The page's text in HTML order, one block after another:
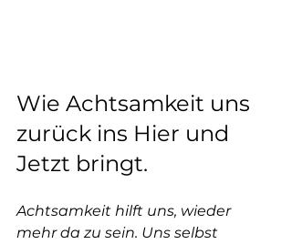
Wie Achtsamkeit uns
zurück ins Hier und
Jetzt bringt.
Achtsamkeit hilft uns, wieder
mehr da zu sein. Uns selbst